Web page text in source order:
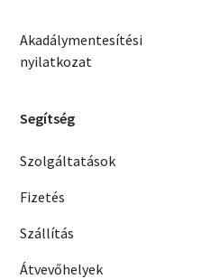
Akadálymentesítési
nyilatkozat
Segítség
Szolgáltatások
Fizetés
Szállítás
Átvevőhelyek